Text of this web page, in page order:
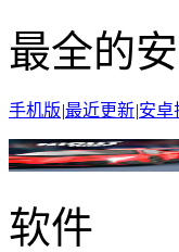
最全的
手机版|最近更新|安卓
软件